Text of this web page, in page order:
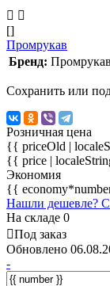
[]
Промрукав
Бренд: Промрукав
Сохранить или
Розничная цена
{{ priceOld |
{{ price |
Экономия
{{
Нашли дешевле?
На складе 0
Под заказ
Обновлено
-